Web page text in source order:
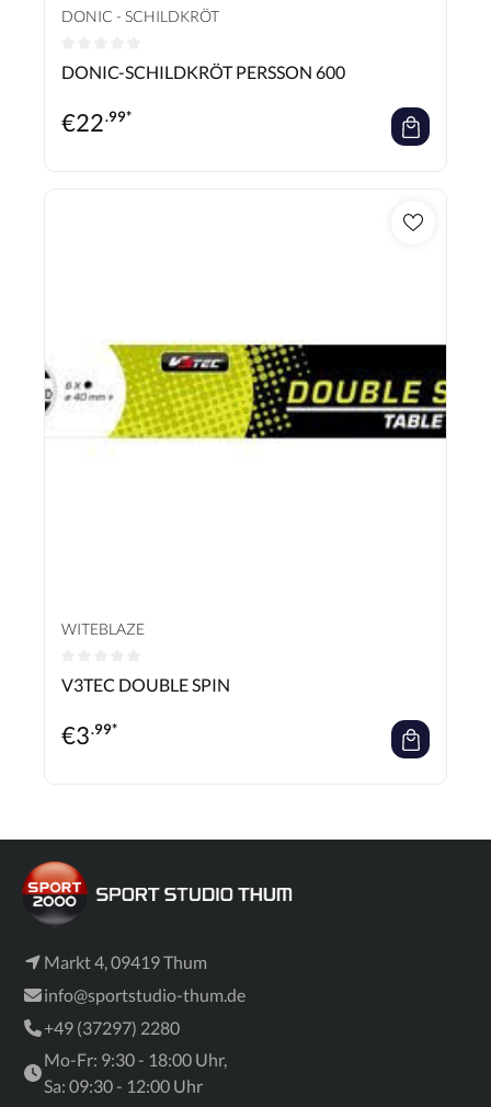
DONIC - SCHILDKRÖT
Durchschnittliche Bewertung von 0 von 5 Sternen
DONIC-SCHILDKRÖT PERSSON 600
€22.99*
WITEBLAZE
Durchschnittliche Bewertung von 0 von 5 Sternen
V3TEC DOUBLE SPIN
€3.99*
Markt 4, 09419 Thum
info@sportstudio-thum.de
+49 (37297) 2280
Mo-Fr: 9:30 - 18:00 Uhr,
Sa: 09:30 - 12:00 Uhr